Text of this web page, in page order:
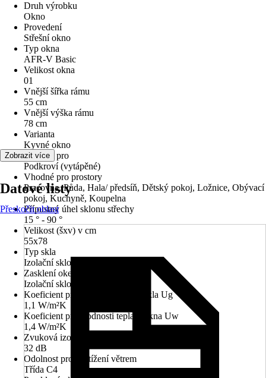
Druh výrobku
Okno
Provedení
Střešní okno
Typ okna
AFR-V Basic
Velikost okna
01
Vnější šířka rámu
55 cm
Vnější výška rámu
78 cm
Varianta
Kyvné okno
Vhodné pro
Podkroví (vytápěné)
Vhodné pro prostory
Pracovna, Půda, Hala/ předsíň, Dětský pokoj, Ložnice, Obývací
pokoj, Kuchyně, Koupelna
Přípustný úhel sklonu střechy
15 ° - 90 °
Velikost (šxv) v cm
55x78
Typ skla
Izolační sklo
Zasklení oken
Izolační sklo U3
Koeficient průchodnosti tepla u skla Ug
1,1 W/m²K
Koeficient průchodnosti tepla u okna Uw
1,4 W/m²K
Zvuková izolace (Rw)
32 dB
Odolnost proti zatížení větrem
Třída C4
Zobrazit více
Datové listy
Přeskočit oblast